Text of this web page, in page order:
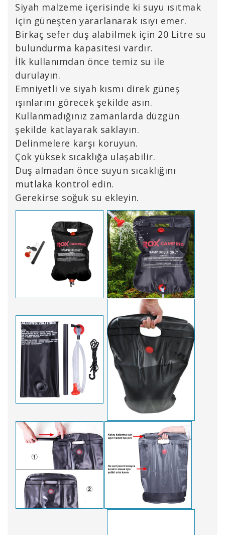
Siyah malzeme içerisinde ki suyu ısıtmak
için güneşten yararlanarak ısıyı emer.
Birkaç sefer duş alabilmek için 20 Litre su
bulundurma kapasitesi vardır.
İlk kullanımdan önce temiz su ile
durulayın.
Emniyetli ve siyah kısmı direk güneş
ışınlarını görecek şekilde asın.
Kullanmadığınız zamanlarda düzgün
şekilde katlayarak saklayın.
Delinmelere karşı koruyun.
Çok yüksek sıcaklığa ulaşabilir.
Duş almadan önce suyun sıcaklığını
mutlaka kontrol edin.
Gerekirse soğuk su ekleyin.